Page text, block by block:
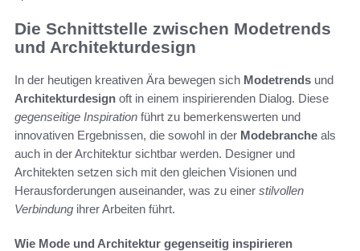
Die Schnittstelle zwischen Modetrends
und Architekturdesign
In der heutigen kreativen Ära bewegen sich Modetrends und
Architekturdesign oft in einem inspirierenden Dialog. Diese
gegenseitige Inspiration führt zu bemerkenswerten und
innovativen Ergebnissen, die sowohl in der Modebranche als
auch in der Architektur sichtbar werden. Designer und
Architekten setzen sich mit den gleichen Visionen und
Herausforderungen auseinander, was zu einer stilvollen
Verbindung ihrer Arbeiten führt.
Wie Mode und Architektur gegenseitig inspirieren